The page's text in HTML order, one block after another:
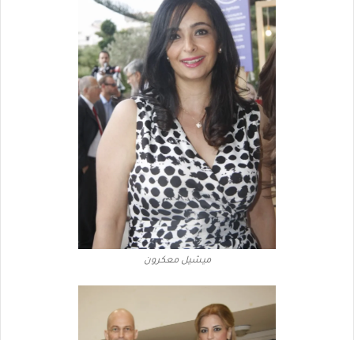
ميشيل معكرون